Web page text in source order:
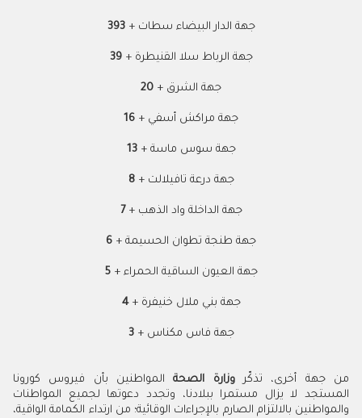
جهة الدار البيضاء سطات +393
جهة الرباط سلا القنيطرة +39
جهة الشرق + 20
جهة مراكش أسفي + 16
جهة سوس ماسة +13
جهة درعة تافيلالت +8
جهة الداخلة واد الذهب +7
جهة طنجة تطوان الحسيمة + 6
جهة العيون الساقية الحمراء + 5
جهة بني ملال خنيفرة +4
جهة فاس مكناس +3
من جهة أخرى، تذكّروزارة الصحةالمواطنين بأن فيروس كورونا
المستجد لا يزال مستمرا ببلادنا، وتجدد دعوتها لجميع المواطنات
والمواطنين بالالتزام الصارم بالإجراءات الوقائية؛ من ارتداء الكمامة الواقية،